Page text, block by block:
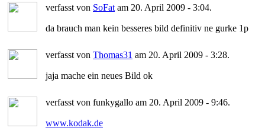
verfasst von SoFat am 20. April 2009 - 3:04.
da brauch man kein besseres bild definitiv ne gurke 1p
verfasst von Thomas31 am 20. April 2009 - 3:28.
jaja mache ein neues Bild ok
verfasst von funkygallo am 20. April 2009 - 9:46.
www.kodak.de